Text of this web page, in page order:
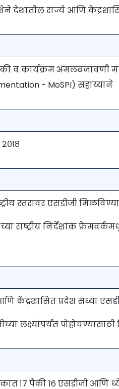
देशातील राज्ये आणि
व कार्यक्रम अंमलबजावणी
- MoSPI) सहाय्याने
स्तरावर एसडीजी
च्या राष्ट्रीय निर्देशांक
केंद्रशासित प्रदेश सध्या
लक्ष्यांपर्यंत
१७ पैकी १६ एसडीजी